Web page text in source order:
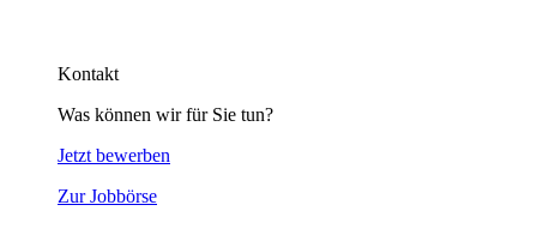
Kontakt
Was können wir für Sie tun?
Jetzt bewerben
Zur Jobbörse